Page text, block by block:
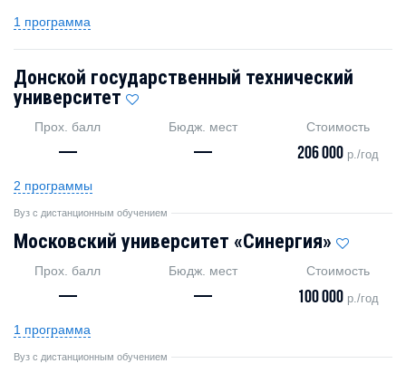
1 программа
Донской государственный технический
университет
Прох. балл
—
Бюдж. мест
—
Стоимость
206 000 р./год
2 программы
Вуз с дистанционным обучением
Московский университет «Синергия»
Прох. балл
—
Бюдж. мест
—
Стоимость
100 000 р./год
1 программа
Вуз с дистанционным обучением